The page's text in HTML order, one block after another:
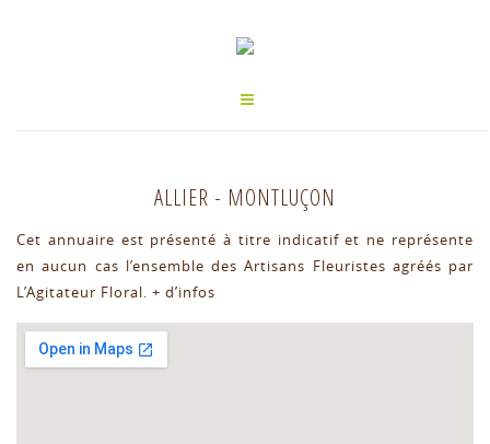
ALLIER - MONTLUÇON
Cet annuaire est présenté à titre indicatif et ne représente
en aucun cas l’ensemble des Artisans Fleuristes agréés par
L’Agitateur Floral. + d’infos